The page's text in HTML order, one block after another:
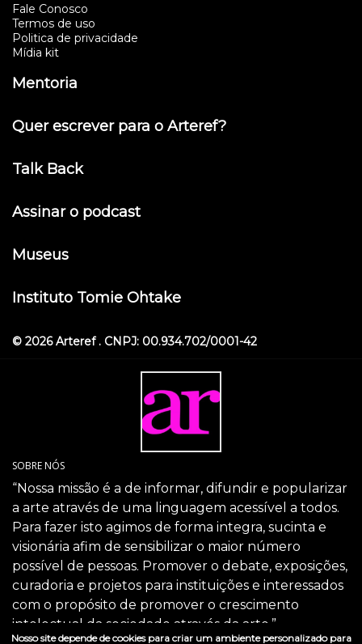
Fale Conosco
Termos de uso
Politica de privacidade
Mídia kit
Mentoria
Quer escrever para o Arteref?
Talk Back
Assinar o podcast
Museus
Instituto Tomie Ohtake
© 2026 Arteref . CNPJ: 00.934.702/0001-42
SOBRE NÓS
“Nossa missão é a de informar, difundir e popularizar
a arte através de uma linguagem acessível a todos.
Para fazer isto agimos de forma integra, sucinta e
visionária afim de sensibilizar o maior número
possível de pessoas. Promover o debate, exposições,
curadoria e projetos para instituições e interessados
com o propósito de promover o crescimento
intelectual da sociedade através da arte.”
Nosso site depende de cookies para criar um ambiente personalizado para